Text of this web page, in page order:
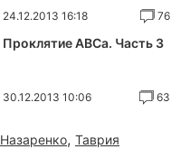
24.12.2013 16:18 76
Проклятие АВСа. Часть 3
30.12.2013 10:06 63
Назаренко, Таврия